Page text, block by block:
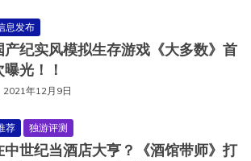
息发布
产纪实风模拟生存游戏《大多数》首
曝光！！
2021年12月9日
荐 独游评测
中世纪当酒店大亨？《酒馆带师》打